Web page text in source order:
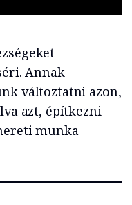
Annak
változtatni azon,
azt, építkezni
munka